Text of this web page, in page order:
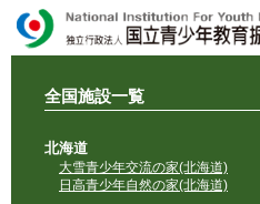
全国施設一覧
北海道
大雪青少年交流の家(北海道)
日高青少年自然の家(北海道)